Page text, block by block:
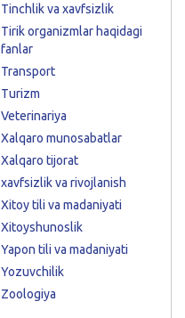
Tinchlik va xavfsizlik
Tirik organizmlar haqidagi
fanlar
Transport
Turizm
Veterinariya
Xalqaro munosabatlar
Xalqaro tijorat
xavfsizlik va rivojlanish
Xitoy tili va madaniyati
Xitoyshunoslik
Yapon tili va madaniyati
Yozuvchilik
Zoologiya